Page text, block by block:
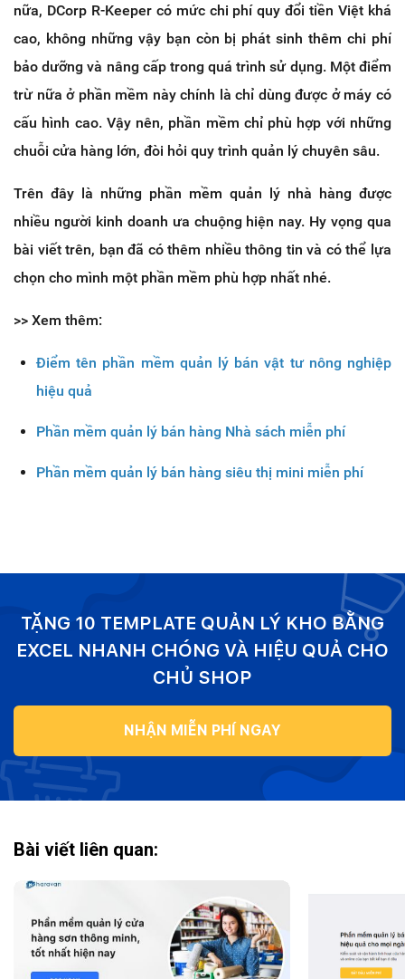
nữa, DCorp R-Keeper có mức chi phí quy đổi tiền Việt khá
cao, không những vậy bạn còn bị phát sinh thêm chi phí
bảo dưỡng và nâng cấp trong quá trình sử dụng. Một điểm
trừ nữa ở phần mềm này chính là chỉ dùng được ở máy có
cấu hình cao. Vậy nên, phần mềm chỉ phù hợp với những
chuỗi cửa hàng lớn, đòi hỏi quy trình quản lý chuyên sâu.
Trên đây là những phần mềm quản lý nhà hàng được
nhiều người kinh doanh ưa chuộng hiện nay. Hy vọng qua
bài viết trên, bạn đã có thêm nhiều thông tin và có thể lựa
chọn cho mình một phần mềm phù hợp nhất nhé.
>> Xem thêm:
Điểm tên phần mềm quản lý bán vật tư nông nghiệp
hiệu quả
Phần mềm quản lý bán hàng Nhà sách miễn phí
Phần mềm quản lý bán hàng siêu thị mini miễn phí
TẶNG 10 TEMPLATE QUẢN LÝ KHO BẰNG
EXCEL NHANH CHÓNG VÀ HIỆU QUẢ CHO
CHỦ SHOP
NHẬN MIỄN PHÍ NGAY
Bài viết liên quan: